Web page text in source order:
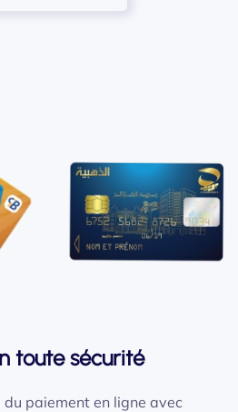
toute sécurité
paiement en ligne avec